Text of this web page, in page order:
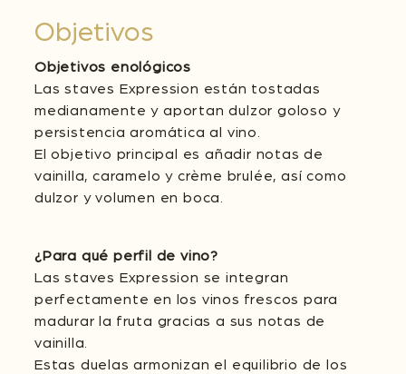
Objetivos
Objetivos enológicos
Las staves Expression están tostadas
medianamente y aportan dulzor goloso y
persistencia aromática al vino.
El objetivo principal es añadir notas de
vainilla, caramelo y crème brulée, así como
dulzor y volumen en boca.
¿Para qué perfil de vino?
Las staves Expression se integran
perfectamente en los vinos frescos para
madurar la fruta gracias a sus notas de
vainilla.
Estas duelas armonizan el equilibrio de los